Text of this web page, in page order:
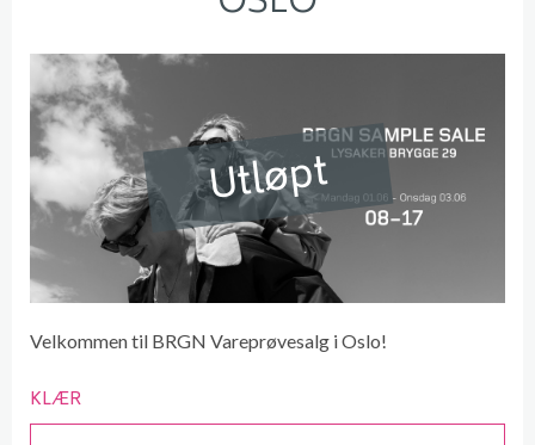
Utløpt
Velkommen til BRGN Vareprøvesalg i Oslo!
KLÆR